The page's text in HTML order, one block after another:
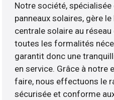
Notre société, spécialisée
panneaux solaires, gère
centrale solaire au
toutes les formalités
garantit donc une
en service. Grâce à notre
faire, nous effectuons le
sécurisée et conforme